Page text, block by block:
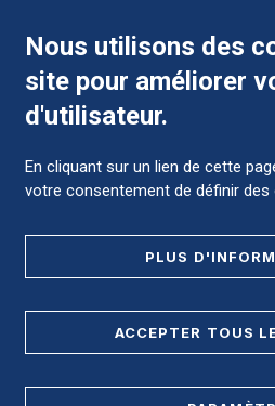
Comment préparer mon
Nous utilisons des
site pour améliorer
d'utilisateur.
En cliquant sur un lien de cette
votre consentement de définir des
PLUS
ACCEPTER TOUS